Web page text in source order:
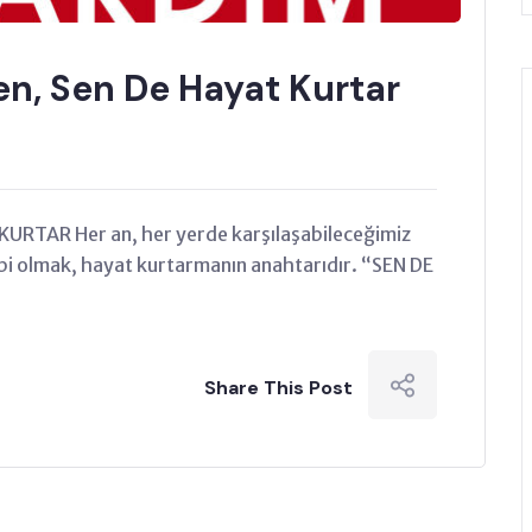
Sen De Hayat Kurtar
KURTAR Her an, her yerde karşılaşabileceğimiz
hayat kurtarmanın anahtarıdır. “SEN DE
Share This Post